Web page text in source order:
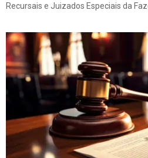
Recursais e Juizados Especiais da